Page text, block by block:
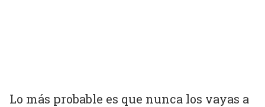
Lo más probable es que nunca los vayas a